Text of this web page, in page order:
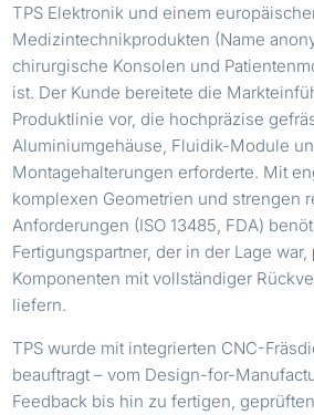
TPS Elektronik und einem
Medizintechnikprodukten (Name
chirurgische Konsolen und
ist. Der Kunde bereitete die
Produktlinie vor, die hochpräzise
Aluminiumgehäuse, Fluidik-Module
Montagehalterungen erforderte. Mit
komplexen Geometrien und strengen
Anforderungen (ISO 13485, FDA)
Fertigungspartner, der in der Lage war,
Komponenten mit vollständiger
liefern.
TPS wurde mit integrierten CNC-
beauftragt – vom Design-for-
Feedback bis hin zu fertigen,